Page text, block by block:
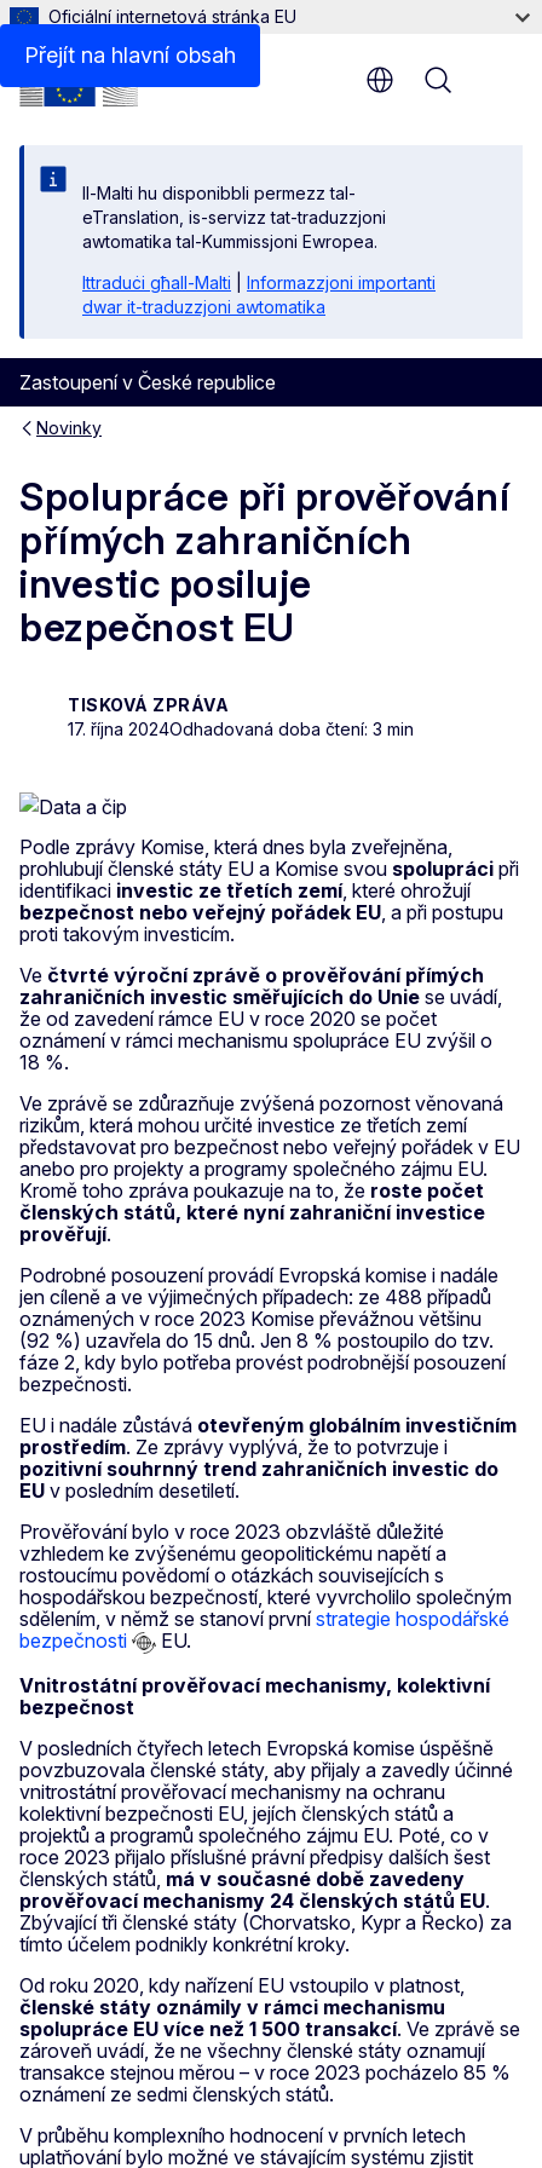
Přejít na hlavní obsah
Oficiální internetová stránka EU
Il-Malti hu disponibbli permezz tal-
eTranslation, is-servizz tat-traduzzjoni
awtomatika tal-Kummissjoni Ewropea.
Ittraduċi għall-Malti
Informazzjoni importanti
dwar it-traduzzjoni awtomatika
Zastoupení v České republice
Menu
Novinky
Spolupráce při prověřování
přímých zahraničních
investic posiluje
bezpečnost EU
TISKOVÁ ZPRÁVA
17. října 2024Odhadovaná doba čtení: 3 min
Podle zprávy Komise, která dnes byla zveřejněna,
prohlubují členské státy EU a Komise svou spolupráci při
identifikaci investic ze třetích zemí, které ohrožují
bezpečnost nebo veřejný pořádek EU , a při postupu
proti takovým investicím.
Ve čtvrté výroční zprávě o prověřování přímých
zahraničních investic směřujících do Unie se uvádí,
že od zavedení rámce EU v roce 2020 se počet
oznámení v rámci mechanismu spolupráce EU zvýšil o
18 %.
Ve zprávě se zdůrazňuje zvýšená pozornost věnovaná
rizikům, která mohou určité investice ze třetích zemí
představovat pro bezpečnost nebo veřejný pořádek v EU
anebo pro projekty a programy společného zájmu EU.
Kromě toho zpráva poukazuje na to, že roste počet
členských států, které nyní zahraniční investice
prověřují.
Podrobné posouzení provádí Evropská komise i nadále
jen cíleně a ve výjimečných případech: ze 488 případů
oznámených v roce 2023 Komise převážnou většinu
(92 %) uzavřela do 15 dnů. Jen 8 % postoupilo do tzv.
fáze 2, kdy bylo potřeba provést podrobnější posouzení
bezpečnosti.
EU i nadále zůstává otevřeným globálním investičním
prostředím. Ze zprávy vyplývá, že to potvrzuje i
pozitivní souhrnný trend zahraničních investic do
EU v posledním desetiletí.
Prověřování bylo v roce 2023 obzvláště důležité
vzhledem ke zvýšenému geopolitickému napětí a
rostoucímu povědomí o otázkách souvisejících s
hospodářskou bezpečností, které vyvrcholilo společným
sdělením, v němž se stanoví prvnístrategie hospodářské
bezpečnosti
EU.
Vnitrostátní prověřovací mechanismy, kolektivní
bezpečnost
V posledních čtyřech letech Evropská komise úspěšně
povzbuzovala členské státy, aby přijaly a zavedly účinné
vnitrostátní prověřovací mechanismy na ochranu
kolektivní bezpečnosti EU, jejích členských států a
projektů a programů společného zájmu EU. Poté, co v
roce 2023 přijalo příslušné právní předpisy dalších šest
členských států, má v současné době zavedeny
prověřovací mechanismy 24 členských států EU.
Zbývající tři členské státy (Chorvatsko, Kypr a Řecko) za
tímto účelem podnikly konkrétní kroky.
Od roku 2020, kdy nařízení EU vstoupilo v platnost,
členské státy oznámily v rámci mechanismu
spolupráce EU více než 1 500 transakcí. Ve zprávě se
zároveň uvádí, že ne všechny členské státy oznamují
transakce stejnou měrou – v roce 2023 pocházelo 85 %
oznámení ze sedmi členských států.
V průběhu komplexního hodnocení v prvních letech
uplatňování bylo možné ve stávajícím systému zjistit